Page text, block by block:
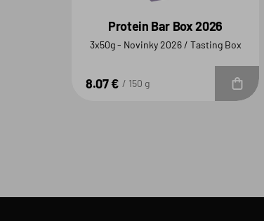
Protein Bar Box 2026
3x50g - Novinky 2026 / Tasting Box
8.07 € 150 g